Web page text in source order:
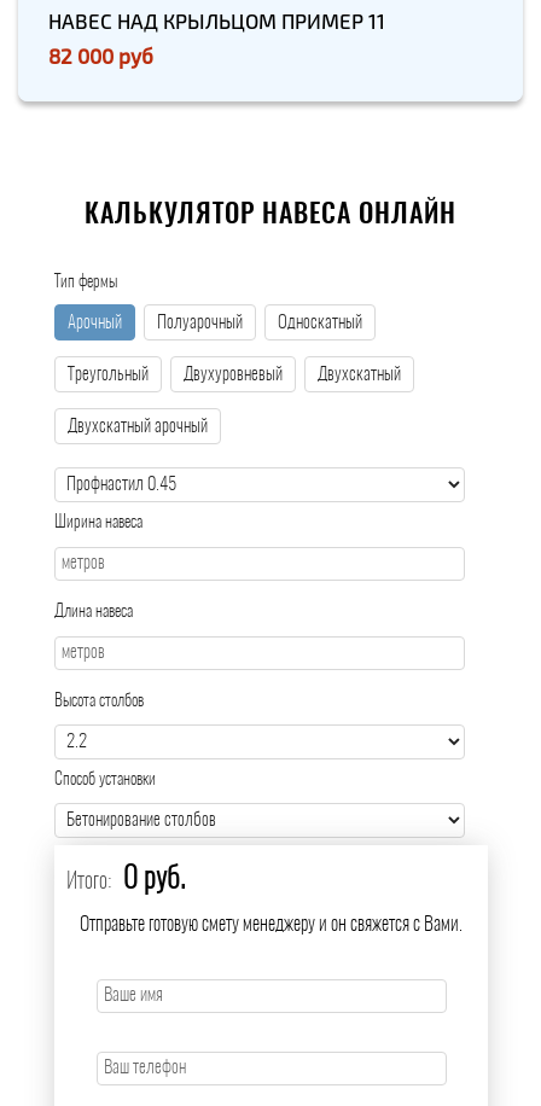
НАВЕС НАД КРЫЛЬЦОМ ПРИМЕР 11
82 000 руб
КАЛЬКУЛЯТОР НАВЕСА ОНЛАЙН
Тип фермы
Арочный Полуарочный Односкатный
Треугольный Двухуровневый Двухскатный
Двухскатный арочный
Ширина навеса
Длина навеса
Высота столбов
Способ установки
Итого: 0 руб.
Отправьте готовую смету менеджеру и он свяжется с Вами.